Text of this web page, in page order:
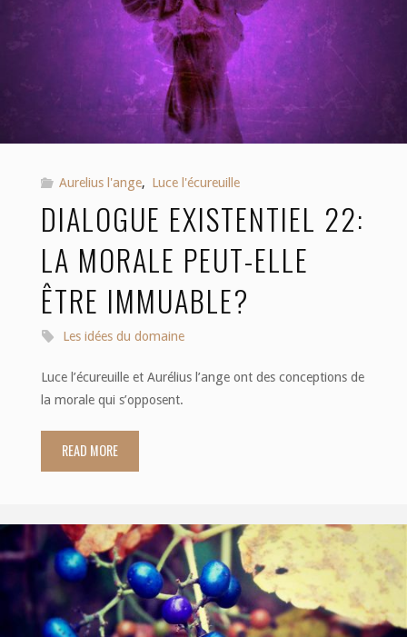
des
révolutions
douces"
Aurelius l'ange, Luce l'écureuille
DIALOGUE EXISTENTIEL 22:
LA MORALE PEUT-ELLE
ÊTRE IMMUABLE?
Les idées du domaine
Luce l’écureuille et Aurélius l’ange ont des conceptions de
la morale qui s’opposent.
READ MORE"Dialogue
22:
la
morale